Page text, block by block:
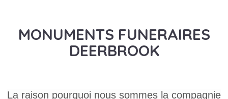
MONUMENTS FUNERAIRES
DEERBROOK
La raison pourquoi nous sommes la compagnie